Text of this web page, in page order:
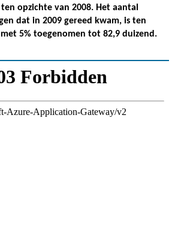
opzichte van 2008. Het aantal
dat in 2009 gereed kwam, is ten
5% toegenomen tot 82,9 duizend.